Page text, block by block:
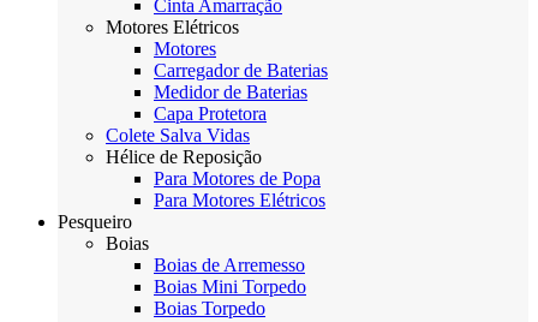
Cinta Amarração
Motores Elétricos
Motores
Carregador de Baterias
Medidor de Baterias
Capa Protetora
Colete Salva Vidas
Hélice de Reposição
Para Motores de Popa
Para Motores Elétricos
Pesqueiro
Boias
Boias de Arremesso
Boias Mini Torpedo
Boias Torpedo